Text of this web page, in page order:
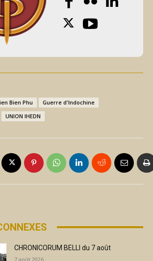
Bien Phu
Guerre d'Indochine
UNION IHEDN
CHRONICORUM BELLI du 7 août
7 août 2026